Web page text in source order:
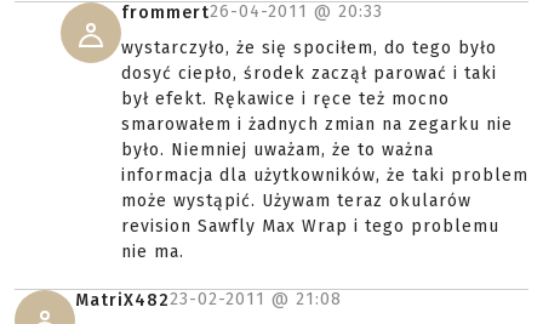
frommert26-04-2011 @ 20:33
wystarczyło, że się spociłem, do tego było
dosyć ciepło, środek zaczął parować i taki
był efekt. Rękawice i ręce też mocno
smarowałem i żadnych zmian na zegarku nie
było. Niemniej uważam, że to ważna
informacja dla użytkowników, że taki problem
może wystąpić. Używam teraz okularów
revision Sawfly Max Wrap i tego problemu
nie ma.
MatriX48223-02-2011 @ 21:08